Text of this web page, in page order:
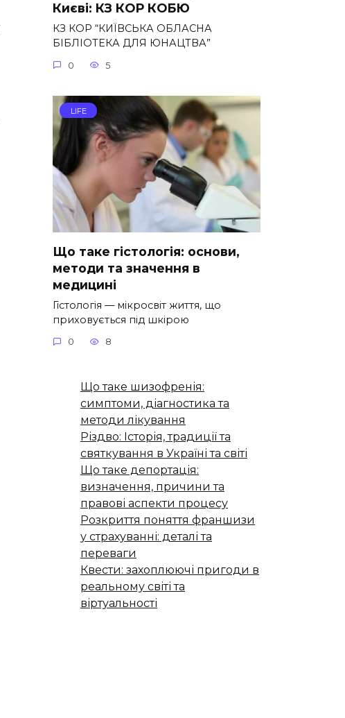
Києві: КЗ КОР КОБЮ
КЗ КОР “КИЇВСЬКА ОБЛАСНА
БІБЛІОТЕКА ДЛЯ ЮНАЦТВА”
0 5
LIFE
Що таке гістологія: основи,
методи та значення в
медицині
Гістологія — мікросвіт життя, що
приховується під шкірою
0 8
Що таке шизофренія:
симптоми, діагностика та
методи лікування
Різдво: Історія, традиції та
святкування в Україні та світі
Що таке депортація:
визначення, причини та
правові аспекти процесу
Розкриття поняття франшизи
у страхуванні: деталі та
переваги
Квести: захоплюючі пригоди в
реальному світі та
віртуальності